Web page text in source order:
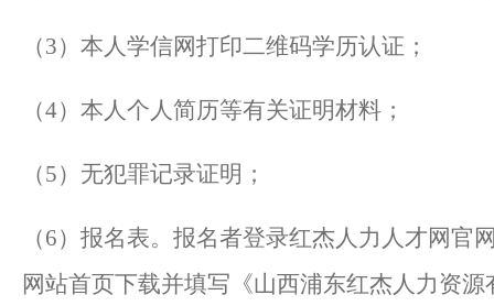
（3）本人学信网打印二维码学历认证；
（4）本人个人简历等有关证明材料；
（5）无犯罪记录证明；
（6）报名表。报名者登录红杰人力人才网官
网站首页下载并填写《山西浦东红杰人力资